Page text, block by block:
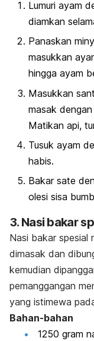
Lumuri ayam
diamkan
Panaskan
masukkan
hingga ayam
Masukkan
masak
Matikan api,
Tusuk ayam
habis.
Bakar sate
olesi sisa
3. Nasi bakar
Nasi bakar spesial
dimasak dan
kemudian
pemanggangan
yang istimewa
Bahan-bahan
1250 gram